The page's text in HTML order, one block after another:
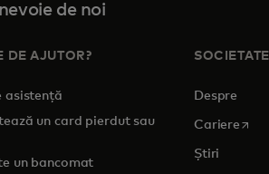
de noi
DE AJUTOR?
asistență
un card pierdut sau
un bancomat
SOCIETATE
Despre
Cariere
Știri